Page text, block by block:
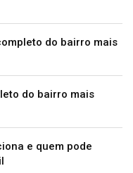
do bairro mais
do bairro mais
e quem pode